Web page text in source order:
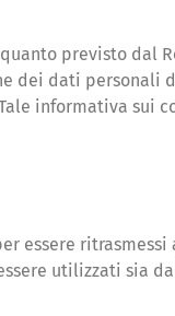
previsto dal
dei dati personali
informativa sui
essere ritrasmessi
utilizzati sia